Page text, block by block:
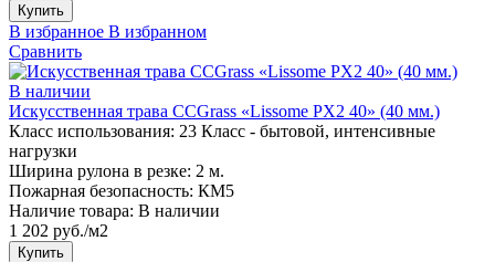
Купить
В избранное В избранном
Сравнить
В наличии
Искусственная трава CCGrass «Lissome PX2 40» (40 мм.)
Класс использования: 23 Класс - бытовой, интенсивные
нагрузки
Ширина рулона в резке: 2 м.
Пожарная безопасность: КМ5
Наличие товара: В наличии
1 202 руб./м2
Купить